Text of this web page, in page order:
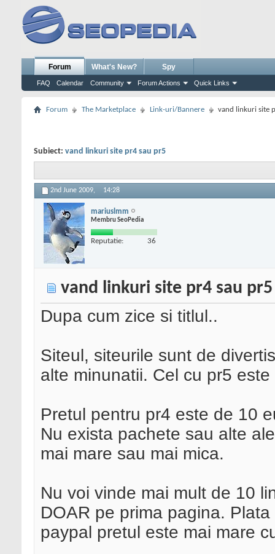
Forum
FAQ Calendar Community Forum Actions Quick Links
What's New? Spy
Forum The Marketplace Link-uri/Bannere vand linkuri site
Subiect: vand linkuri site pr4 sau pr5
2nd June 2009, 14:28
mariuslmm
Membru SeoPedia
Reputatie: 36
vand linkuri site pr4 sau pr5
Dupa cum zice si titlul..
Siteul, siteurile sunt de
alte minunatii. Cel cu pr5
Pretul pentru pr4 este de 10
Nu exista pachete sau alte
mai mare sau mai mica.
Nu voi vinde mai mult de 10
DOAR pe prima pagina.
paypal pretul este mai mare